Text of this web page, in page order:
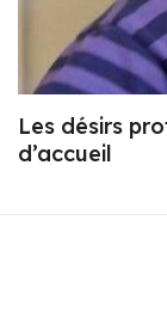
Les désirs
d’accueil